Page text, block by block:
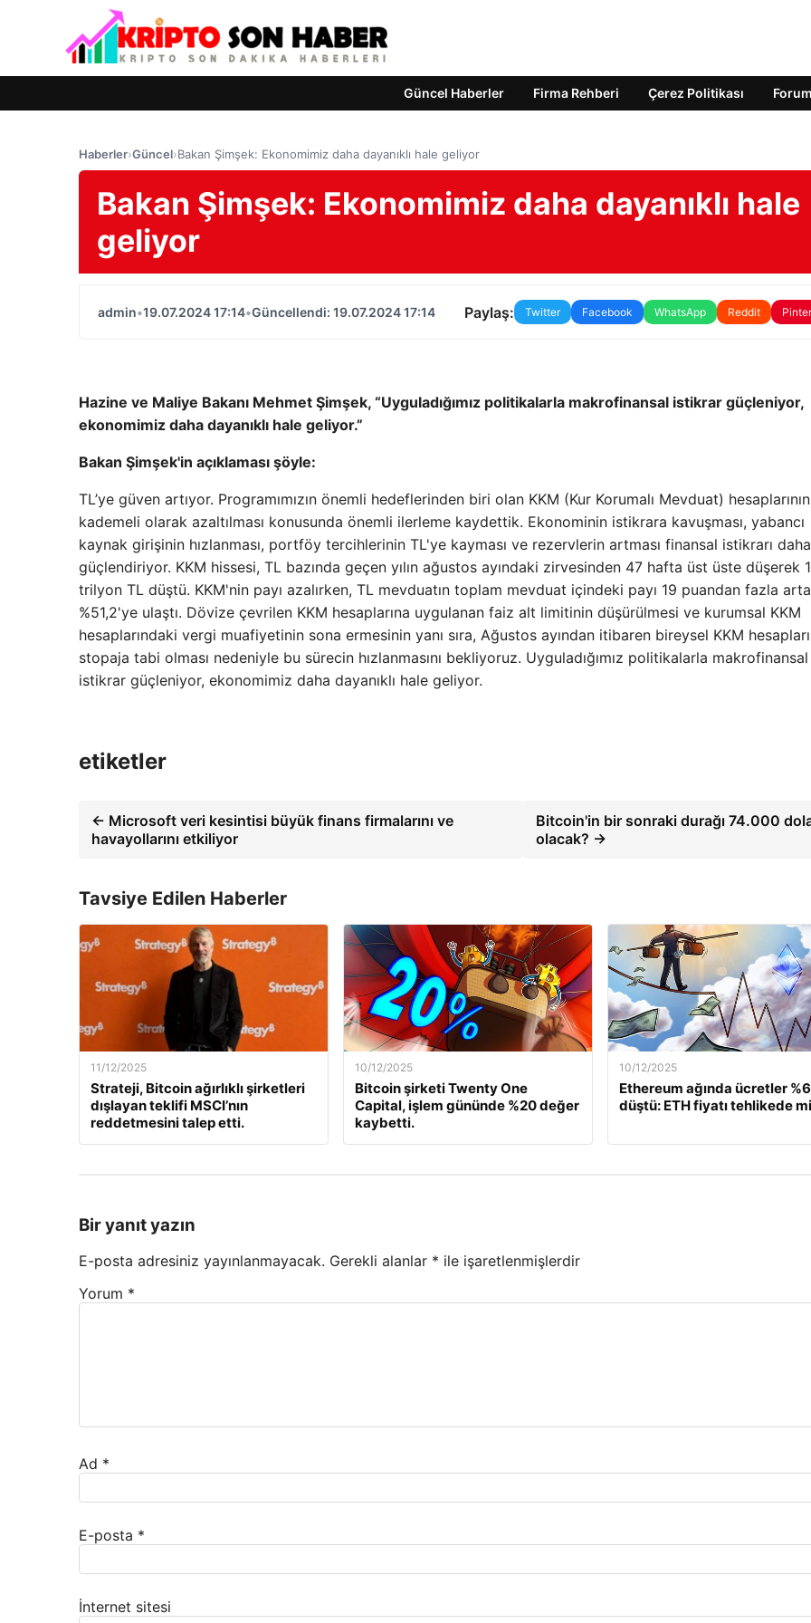
Güncel Haberler Firma Rehberi Çerez Politikası Forum
Haberler›Güncel›Bakan Şimşek: Ekonomimiz daha dayanıklı hale geliyor
Bakan Şimşek: Ekonomimiz daha dayanıklı hale
geliyor
admin•19.07.2024 17:14•Güncellendi: 19.07.2024 17:14 Paylaş: Twitter Facebook WhatsApp Reddit
Hazine ve Maliye Bakanı Mehmet Şimşek, “Uyguladığımız politikalarla makrofinansal istikrar güçleniyor,
ekonomimiz daha dayanıklı hale geliyor.”
Bakan Şimşek'in açıklaması şöyle:
TL’ye güven artıyor. Programımızın önemli hedeflerinden biri olan KKM (Kur Korumalı Mevduat) hesaplarının
kademeli olarak azaltılması konusunda önemli ilerleme kaydettik. Ekonominin istikrara kavuşması, yabancı
kaynak girişinin hızlanması, portföy tercihlerinin TL'ye kayması ve rezervlerin artması finansal istikrarı
güçlendiriyor. KKM hissesi, TL bazında geçen yılın ağustos ayındaki zirvesinden 47 hafta üst üste düşerek
trilyon TL düştü. KKM'nin payı azalırken, TL mevduatın toplam mevduat içindeki payı 19 puandan fazla
%51,2'ye ulaştı. Dövize çevrilen KKM hesaplarına uygulanan faiz alt limitinin düşürülmesi ve kurumsal KKM
hesaplarındaki vergi muafiyetinin sona ermesinin yanı sıra, Ağustos ayından itibaren bireysel KKM
stopaja tabi olması nedeniyle bu sürecin hızlanmasını bekliyoruz. Uyguladığımız politikalarla makrofinansal
istikrar güçleniyor, ekonomimiz daha dayanıklı hale geliyor.
etiketler
← Microsoft veri kesintisi büyük finans firmalarını ve
havayollarını etkiliyor
Bitcoin'in bir sonraki durağı 74.000
olacak? →
Tavsiye Edilen Haberler
11/12/2025
Strateji, Bitcoin ağırlıklı şirketleri
dışlayan teklifi MSCI’nın
reddetmesini talep etti.
10/12/2025
Bitcoin şirketi Twenty One
Capital, işlem gününde %20 değer
kaybetti.
10/12/2025
Ethereum ağında ücretler
düştü: ETH fiyatı tehlikede
Bir yanıt yazın
E-posta adresiniz yayınlanmayacak. Gerekli alanlar * ile işaretlenmişlerdir
Yorum *
Ad *
E-posta *
İnternet sitesi